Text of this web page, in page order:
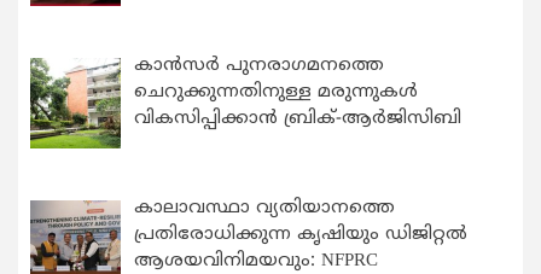
കാന്‍സര്‍ പുനരാഗമനത്തെ
ചെറുക്കുന്നതിനുള്ള മരുന്നുകള്‍
വികസിപ്പിക്കാന്‍ ബ്രിക്-ആര്‍ജിസിബി
കാലാവസ്ഥാ വ്യതിയാനത്തെ
പ്രതിരോധിക്കുന്ന കൃഷിയും ഡിജിറ്റൽ
ആശയവിനിമയവും: NFPRC